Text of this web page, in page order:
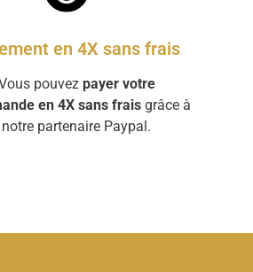
en 4X sans frais
pouvez payer votre
en 4X sans fraisgrâce à
notre partenaire Paypal.